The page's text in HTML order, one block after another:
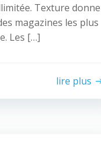
Texture donne
magazines les plus
Les […]
lire plus